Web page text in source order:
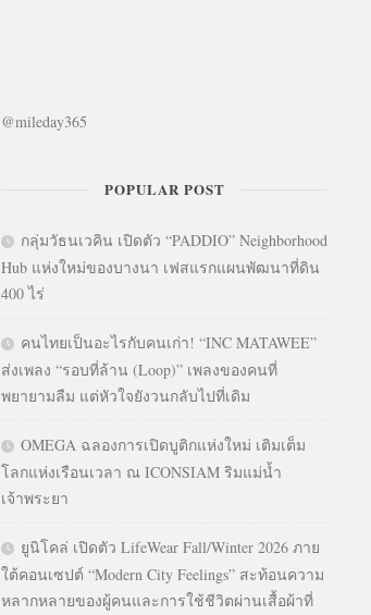
@mileday365
POPULAR POST
กลุ่มวัธนเวคิน เปิดตัว “PADDIO” Neighborhood
Hub แห่งใหม่ของบางนา เฟสแรกแผนพัฒนาที่ดิน
400 ไร่
คนไทยเป็นอะไรกับคนเก่า! “INC MATAWEE”
ส่งเพลง “รอบที่ล้าน (Loop)” เพลงของคนที่
พยายามลืม แต่หัวใจยังวนกลับไปที่เดิม
OMEGA ฉลองการเปิดบูติกแห่งใหม่ เติมเต็ม
โลกแห่งเรือนเวลา ณ ICONSIAM ริมแม่น้ำ
เจ้าพระยา
ยูนิโคล่ เปิดตัว LifeWear Fall/Winter 2026 ภาย
ใต้คอนเซปต์ “Modern City Feelings” สะท้อนความ
หลากหลายของผู้คนและการใช้ชีวิตผ่านเสื้อผ้าที่